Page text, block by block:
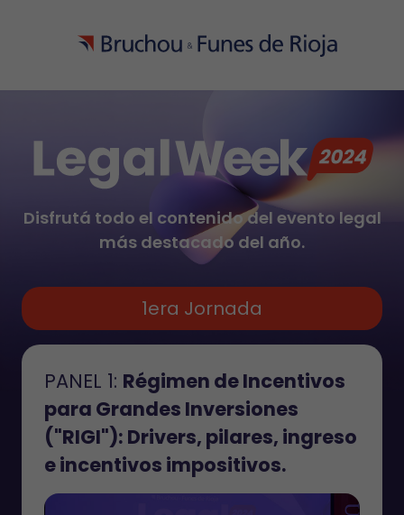
Disfrutá todo el contenido del evento legal
más destacado del año.
1era Jornada
PANEL 1: Régimen de Incentivos
para Grandes Inversiones
("RIGI"): Drivers, pilares, ingreso
e incentivos impositivos.